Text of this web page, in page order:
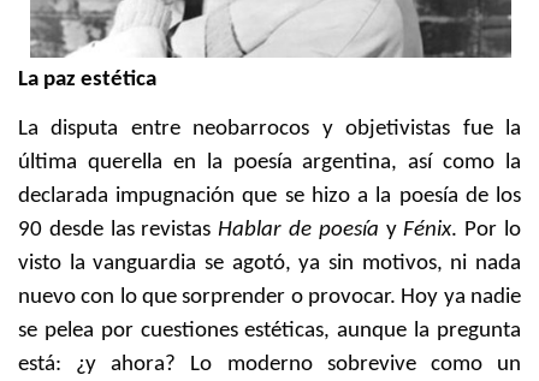
La paz estética
La disputa entre neobarrocos y objetivistas fue la
última querella en la poesía argentina, así como la
declarada impugnación que se hizo a la poesía de los
90 desde las revistasHablar de poesía yFénix. Por lo
visto la vanguardia se agotó, ya sin motivos, ni nada
nuevo con lo que sorprender o provocar. Hoy ya nadie
se pelea por cuestiones estéticas, aunque la pregunta
está: ¿y ahora? Lo moderno sobrevive como un